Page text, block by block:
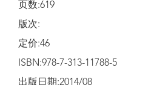
页数:619
版次:
定价:46
ISBN:978-7-313-11788-5
出版日期:2014/08